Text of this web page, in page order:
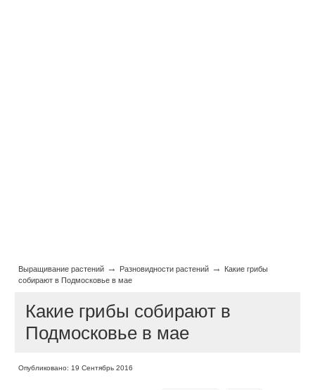
Выращивание растений → Разновидности растений →
Какие грибы
собирают в Подмосковье в мае
Какие грибы собирают в
Подмосковье в мае
Опубликовано: 19 Сентябрь 2016